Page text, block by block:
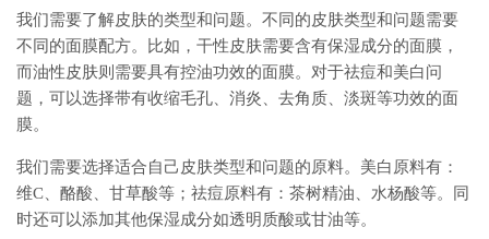
我们需要了解皮肤的类型和问题。不同的皮肤类型和问题需要
不同的面膜配方。比如，干性皮肤需要含有保湿成分的面膜，
而油性皮肤则需要具有控油功效的面膜。对于祛痘和美白问
题，可以选择带有收缩毛孔、消炎、去角质、淡斑等功效的面
膜。
我们需要选择适合自己皮肤类型和问题的原料。美白原料有：
维C、酪酸、甘草酸等；祛痘原料有：茶树精油、水杨酸等。同
时还可以添加其他保湿成分如透明质酸或甘油等。